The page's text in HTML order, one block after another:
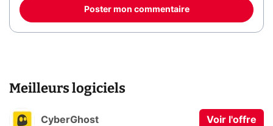
Poster mon commentaire
Meilleurs logiciels
CyberGhost Voir l'offre